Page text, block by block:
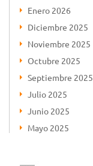
Enero 2026
Diciembre 2025
Noviembre 2025
Octubre 2025
Septiembre 2025
Julio 2025
Junio 2025
Mayo 2025